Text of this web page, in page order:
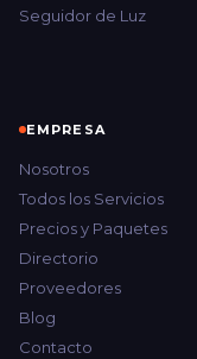
Seguidor de Luz
EMPRESA
Nosotros
Todos los Servicios
Precios y Paquetes
Directorio
Proveedores
Blog
Contacto